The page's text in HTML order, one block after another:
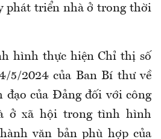
phát triển nhà ở trong thời
hình thực hiện Chỉ thị số
5/2024 của Ban Bí thư về
đạo của Đảng đối với công
ở xã hội trong tình hình
văn bản phù hợp của